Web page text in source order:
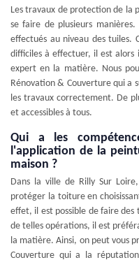
Les travaux de protection de la
se faire de plusieurs
effectués au niveau des tuiles.
difficiles à effectuer, il est alors
expert en la matière. Nous
Rénovation & Couverture qui a
les travaux correctement. De
et accessibles à tous.
Qui a les
l'application de la
maison ?
Dans la ville de Rilly Sur
protéger la toiture en
effet, il est possible de faire
de telles opérations, il est
la matière. Ainsi, on peut vous
Couverture qui a la